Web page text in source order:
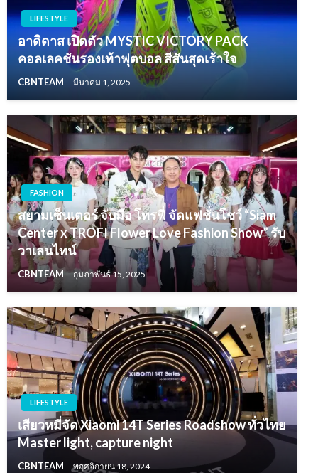
LIFESTYLE
อาดิดาส เปิดตัว MYSTIC VICTORY PACK
คอลเลคชันรองเท้าฟุตบอล สีสันสุดเร้าใจ
CBNTEAM มีนาคม 1, 2025
FASHION
สยามเซ็นเตอร์ จับมือ โทรฟี่ จัดแฟชั่นโชว์ “Siam
Center x TROFI Flower Love Fashion Show” รับ
วาเลนไทน์
CBNTEAM กุมภาพันธ์ 15, 2025
LIFESTYLE
เสียวหมี่จัด Xiaomi 14T Series Roadshow ทั่วไทย
Master light, capture night
CBNTEAM พฤศจิกายน 18, 2024